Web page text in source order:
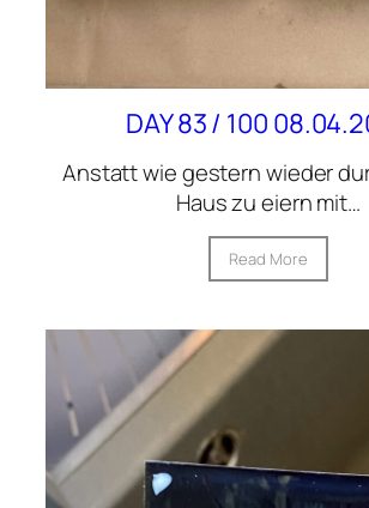
DAY 83 / 100
Anstatt wie gestern wieder
Haus zu eiern mit…
Read More